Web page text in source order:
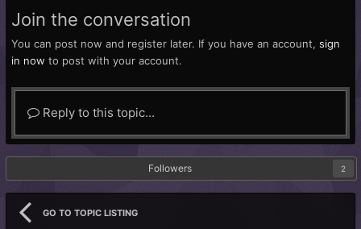
Join the conversation
You can post now and register later. If you have an account, sign
in now to post with your account.
Reply to this topic...
Followers 2
GO TO TOPIC LISTING